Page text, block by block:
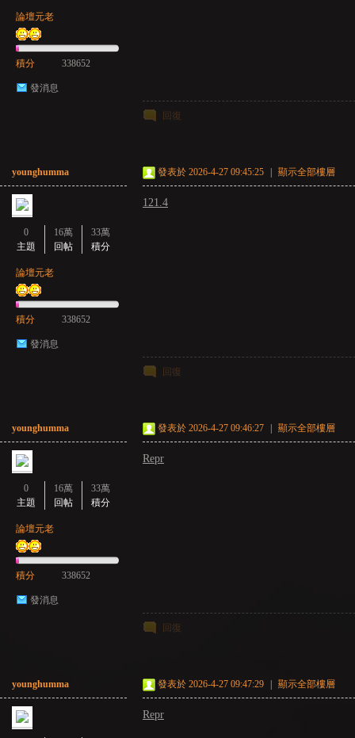
論壇元老
積分 338652
發消息
回復
younghumma
0
主題
16萬
回帖
33萬
積分
論壇元老
積分 338652
發消息
發表於 2026-4-27 09:45:25 顯示全部樓層
121.4
回復
younghumma
0
主題
16萬
回帖
33萬
積分
論壇元老
積分 338652
發消息
發表於 2026-4-27 09:46:27 顯示全部樓層
Repr
回復
younghumma 發表於 2026-4-27 09:47:29 顯示全部樓層
Repr